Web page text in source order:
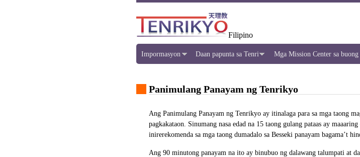
Filipino
Impormasyon Daan papunta sa Tenri Mga Mission Center sa
Panimulang Panayam ng Tenrikyo
Ang Panimulang Panayam ng Tenrikyo ay itinalaga para sa mga taong
pagkakataon. Sinumang nasa edad na 15 taong gulang pataas ay
inirerekomenda sa mga taong dumadalo sa Besseki panayam bagama’t
Ang 90 minutong panayam na ito ay binubuo ng dalawang talumpati at